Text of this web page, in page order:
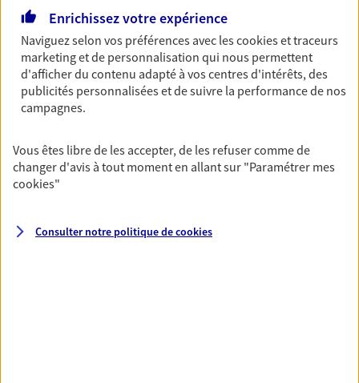
Accident, protégez votre qualité de vie et vos
revenus.
Découvrir l'offre Garantie Accidents de la Vie
OBTENIR UN TARIF EN LIGNE
Multirisque Entreprise
Gagnez en simplicité et en sérénité avec votre
équipements et stocks… sans oublier votre
Enrichissez votre expérience
Naviguez selon vos préférences avec lescookies et traceurs
marketing et de personnalisation qui nous permettent
d'afficher du contenu adapté à vos centres d'intérêts, des
publicités personnalisées et de suivre la performance de nos
campagnes.
Vous êtes libre de les accepter, de les refuser comme de
changer d'avis à tout moment en allant sur "Paramétrer mes
cookies"
Consulter notre politique decookies